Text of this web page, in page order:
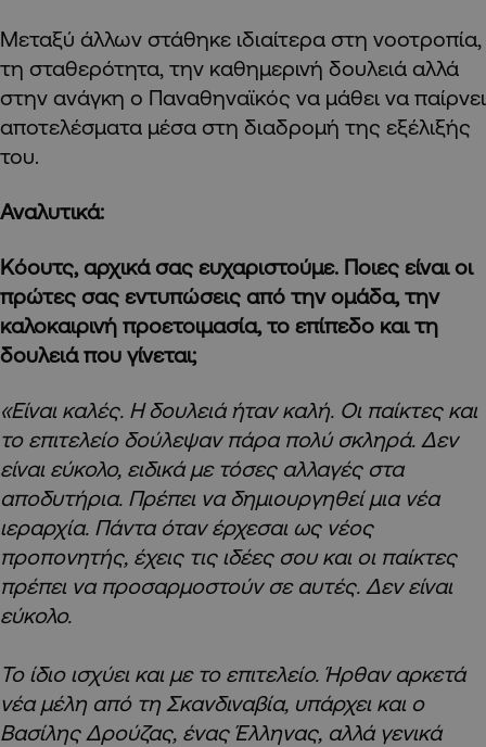
Μεταξύ άλλων στάθηκε ιδιαίτερα στη νοοτροπία,
τη σταθερότητα, την καθημερινή δουλειά αλλά
στην ανάγκη ο Παναθηναϊκός να μάθει να παίρνει
αποτελέσματα μέσα στη διαδρομή της εξέλιξής
του.
Αναλυτικά:
Κόουτς, αρχικά σας ευχαριστούμε. Ποιες είναι οι
πρώτες σας εντυπώσεις από την ομάδα, την
καλοκαιρινή προετοιμασία, το επίπεδο και τη
δουλειά που γίνεται;
«Είναι καλές. Η δουλειά ήταν καλή. Οι παίκτες και
το επιτελείο δούλεψαν πάρα πολύ σκληρά. Δεν
είναι εύκολο, ειδικά με τόσες αλλαγές στα
αποδυτήρια. Πρέπει να δημιουργηθεί μια νέα
ιεραρχία. Πάντα όταν έρχεσαι ως νέος
προπονητής, έχεις τις ιδέες σου και οι παίκτες
πρέπει να προσαρμοστούν σε αυτές. Δεν είναι
εύκολο.
Το ίδιο ισχύει και με το επιτελείο. Ήρθαν αρκετά
νέα μέλη από τη Σκανδιναβία, υπάρχει και ο
Βασίλης Δρούζας, ένας Έλληνας, αλλά γενικά